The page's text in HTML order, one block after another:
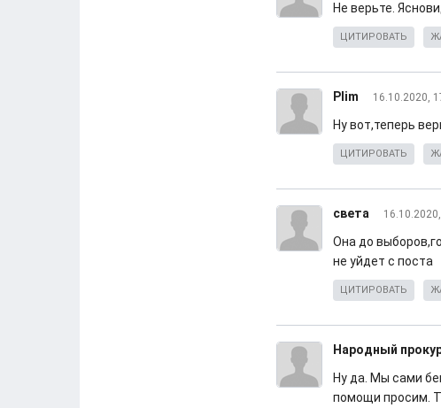
Не верьте.
ЦИТИРОВАТЬ
Plim 16.10.2020,
Ну вот,теперь
ЦИТИРОВАТЬ
света
Она до
не уйдет с поста
ЦИТИРОВАТЬ
Народный
Ну да. Мы сами
помощи просим.